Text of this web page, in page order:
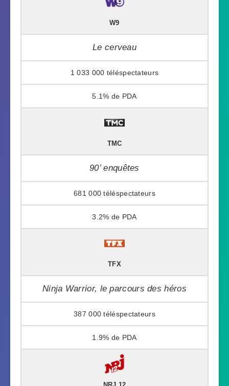
W9
Le cerveau
1 033 000
5.1%
TMC
90’ enquêtes
681 000
3.2%
TFX
Ninja Warrior, le parcours des héros
387 000
1.9%